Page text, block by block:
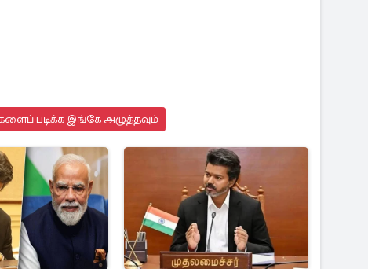
படிக்க இங்கே அழுத்தவும்